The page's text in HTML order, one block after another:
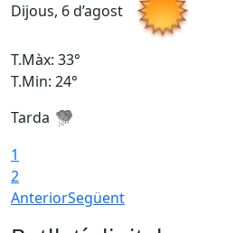
Dijous, 6 d’agost
T.Màx: 33°
T.Min: 24°
Tarda
1
2
AnteriorSegüent